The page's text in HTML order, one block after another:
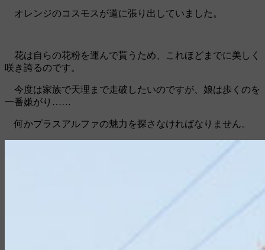
オレンジのコスモスが道に張り出していました。
花は自らの花粉を運んで貰うため、これほどまでに美しく
咲き誇るのです。
今度は家族で天理まで走破したいのですが、娘は歩くのを
一番嫌がり……
何かプラスアルファの魅力を探さなければなりません。